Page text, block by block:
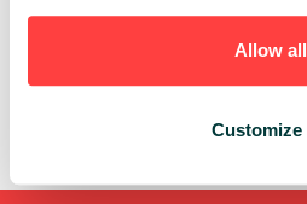
Allow all
Customize
PAST PRESENTATIONS